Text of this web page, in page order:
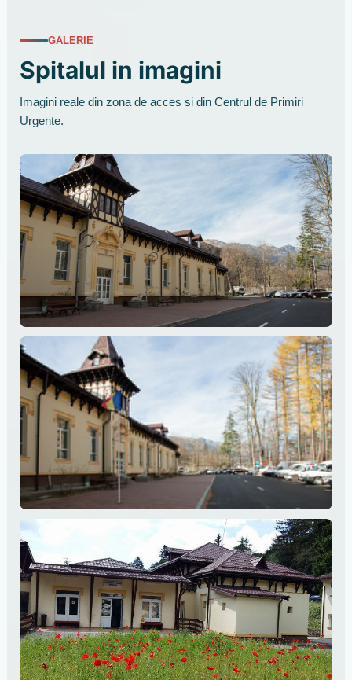
GALERIE
Spitalul in imagini
Imagini reale din zona de acces si din Centrul de Primiri
Urgente.